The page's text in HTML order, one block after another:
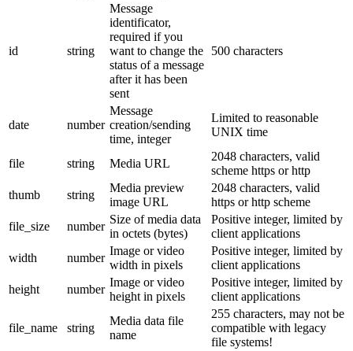
id string
Message
identificator,
required if you
want to change the
status of a message
after it has been
sent
500 characters
date number
Message
creation/sending
time, integer
Limited to reasonable
UNIX time
file string Media URL
2048 characters, valid
scheme https or http
thumb
string
Media preview
image URL
2048 characters, valid
https or http scheme
file_size
number
Size of media data
in octets (bytes)
Positive integer, limited by
client applications
width
number
Image or video
width in pixels
Positive integer, limited by
client applications
height
number
Image or video
height in pixels
Positive integer, limited by
client applications
file_name string
Media data file
name
255 characters, may not be
compatible with legacy
file systems!